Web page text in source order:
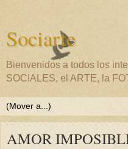
Sociarte
Bienvenidos a todos los
SOCIALES, el ARTE, la
AMOR